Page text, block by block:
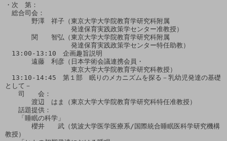
・次　第：
総合司会：
野澤　祥子（東京大学大学院教育学研究科附属
発達保育実践政策学センター准教授）
関　　智弘（東京大学大学院教育学研究科附属
発達保育実践政策学センター特任助教）
13:00-13:10　企画趣旨説明
遠藤　利彦（日本学術会議連携会員・
東京大学大学院教育学研究科教授）
13:10-14:45　第１部　眠りのメカニズムを探る－乳幼児発達の基礎
として－
司　　会：
渡辺　はま（東京大学大学院教育学研究科特任准教授）
話題提供：
「睡眠の科学」
櫻井　　武（筑波大学医学医療系/国際統合睡眠医科学研究機構
教授）